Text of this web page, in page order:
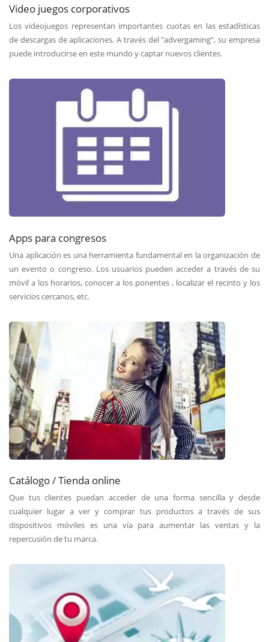
Video juegos corporativos
Los videojuegos representan importantes cuotas en las estadísticas
de descargas de aplicaciones. A través del "advergaming", su empresa
puede introducirse en este mundo y captar nuevos clientes.
Apps para congresos
Una aplicación es una herramienta fundamental en la organización de
un evento o congreso. Los usuarios pueden acceder a través de su
móvil a los horarios, conocer a los ponentes , localizar el recinto y los
servicios cercanos, etc.
Catálogo / Tienda online
Que tus clientes puedan acceder de una forma sencilla y desde
cualquier lugar a ver y comprar tus productos a través de sus
dispositivos móviles es una vía para aumentar las ventas y la
repercusión de tu marca.